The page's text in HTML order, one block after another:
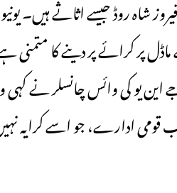
ہاؤس اور35 فیروز شاہ روڈ جیسے اثاثے
پر کرائے پر دینے کا متمنی
یو کی وائس چانسلر نے کہی
ادارے، جو اسے کرایہ نہیں